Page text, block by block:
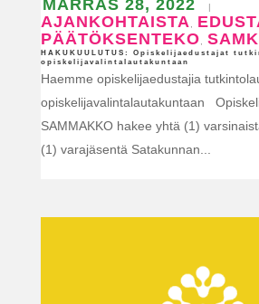
HAKUKUULUTUS: Opiskelijaedustajat
opiskelijavalintalautakuntaan
MARRAS 28, 2022 |
AJANKOHTAISTA
PÄÄTÖKSENTEKO SAMK
Haemme opiskelijaedustajia
opiskelijavalintalautakuntaan
SAMMAKKO hakee yhtä (1)
(1) varajäsentä Satakunnan...